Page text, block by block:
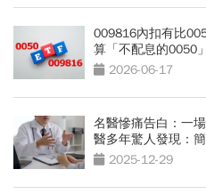
009816內扣有比
算「不配息的0050
2026-06-17
名醫慘痛告白：一
醫多年驚人發現：
中風2025-12-29